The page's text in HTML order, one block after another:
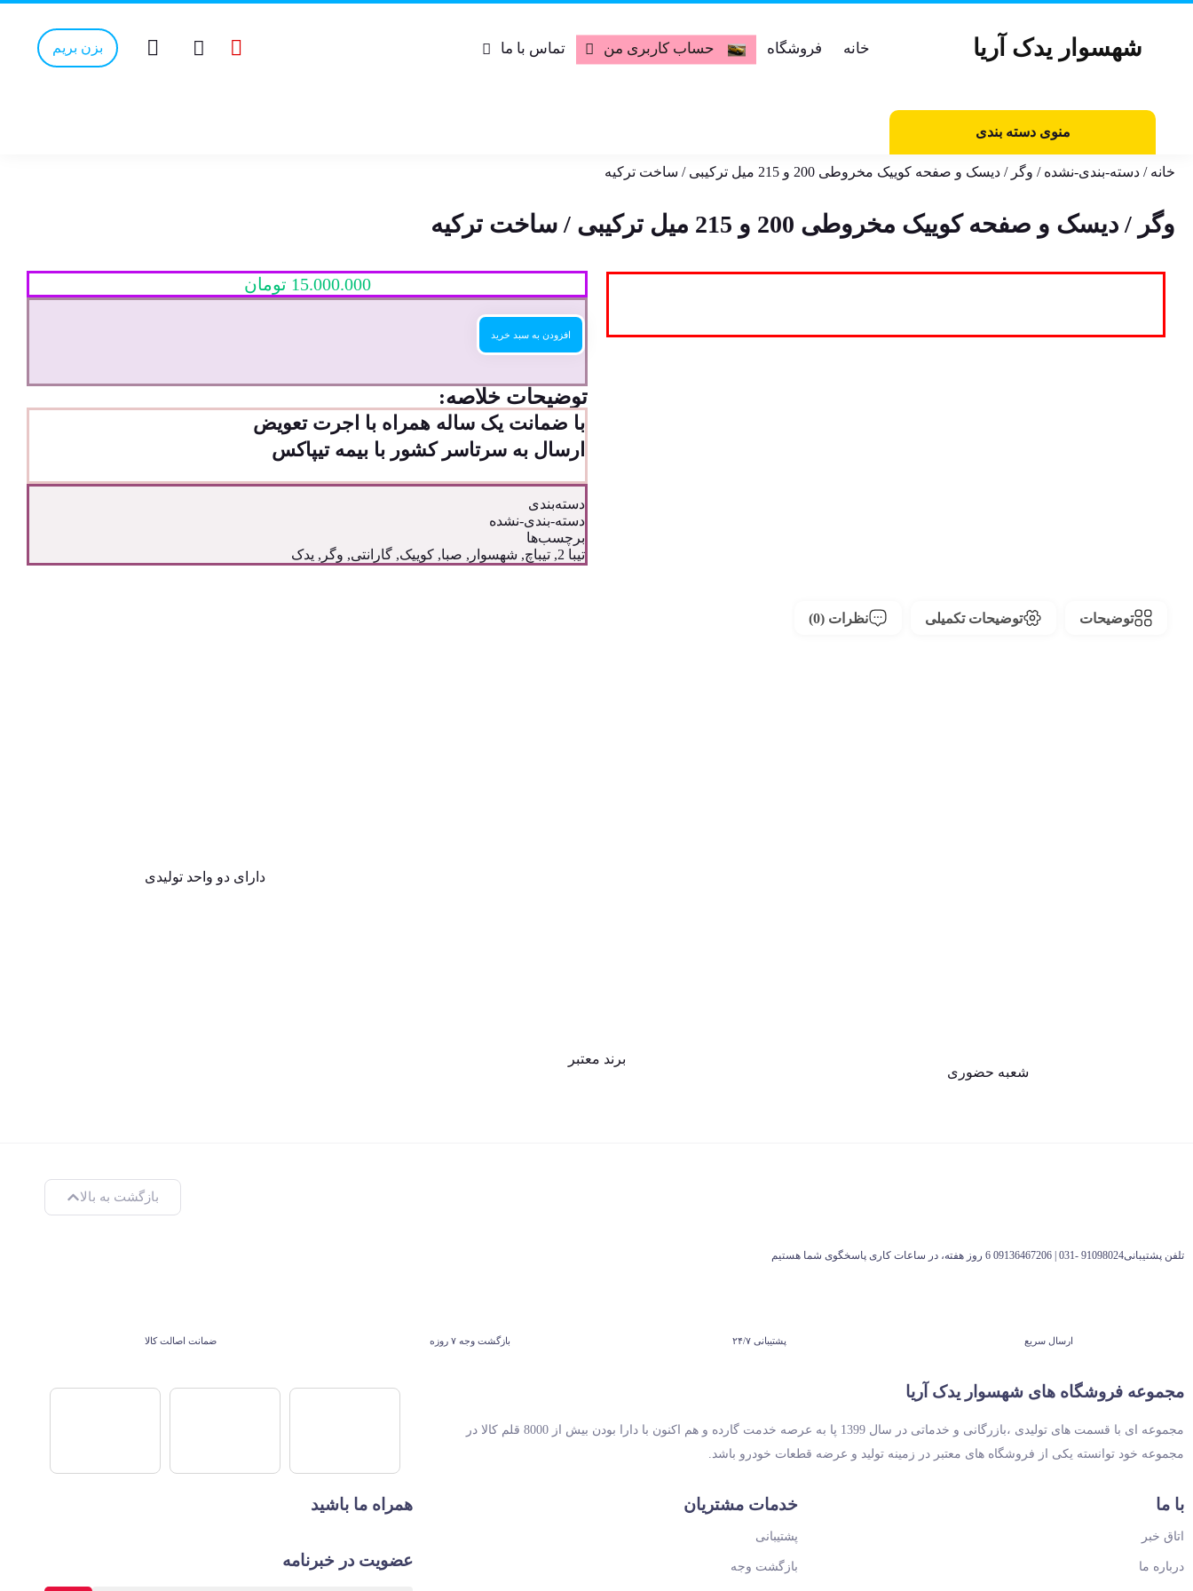
شهسوار یدک آریا خانه فروشگاه حساب کاربری من تماس با ما بزن بریم
منوی دسته بندی
خانه / دسته-بندی-نشده / وگر / دیسک و صفحه کوییک مخروطی 200 و 215 میل ترکیبی / ساخت ترکیه
وگر / دیسک و صفحه کوییک مخروطی 200 و 215 میل ترکیبی / ساخت ترکیه
15.000.000 تومان
افزودن به سبد خرید
توضیحات خلاصه:
با ضمانت یک ساله همراه با اجرت تعویض
ارسال به سرتاسر کشور با بیمه تیپاکس
دسته‌بندی
دسته-بندی-نشده
برچسب‌ها
تیبا 2
, تیباچ, شهسوار , صبا, کوییک, گارانتی, وگر , یدک
توضیحات توضیحات تکمیلی نظرات (0)
شعبه حضوری
برند معتبر
دارای دو واحد تولیدی
بازگشت به بالا
تلفن پشتیبانی91098024 -031 | 09136467206 6 روز هفته، در ساعات کاری پاسخگوی شما هستیم
ارسال سریع پشتیبانی ۲۴/۷ بازگشت وجه ۷ روزه ضمانت اصالت کالا
مجموعه فروشگاه های شهسوار یدک آریا
مجموعه ای با قسمت های تولیدی ،بازرگانی و خدماتی در سال 1399 پا به عرصه خدمت گارده و هم اکنون با دارا بودن بیش از 8000 قلم کالا در
مجموعه خود توانسته یکی از فروشگاه های معتبر در زمینه تولید و عرضه قطعات خودرو باشد.
با ما
اتاق خبر
درباره ما
خدمات مشتریان
پشتیبانی
بازگشت وجه
همراه ما باشید
عضویت در خبرنامه